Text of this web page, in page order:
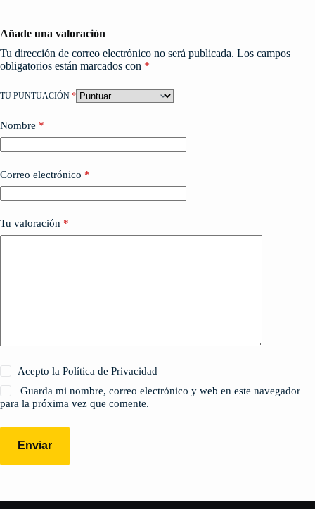
Añade una valoración
Tu dirección de correo electrónico no será publicada. Los campos
obligatorios están marcados con *
TU PUNTUACIÓN *
Nombre *
Correo electrónico *
Tu valoración *
Acepto la Política de Privacidad
Guarda mi nombre, correo electrónico y web en este navegador
para la próxima vez que comente.
Enviar